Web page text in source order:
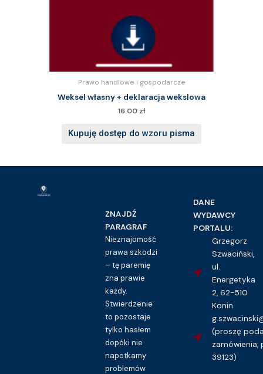
Prawo handlowe i gospodarcze
Weksel własny + deklaracja wekslowa
16.00 zł
Kupuję dostęp do wzoru pisma
ZNAJDŹ
PARAGRAF
Nieznajomość
prawa szkodzi
– tę paremię
zna prawie
każdy.
Stwierdzenie
to pozostaje
tylko hasłem
dopóki nie
napotkamy
problemów
DANE
WYDAWCY
PORTALU:
Grzegorz
Szwaciński,
ul.
Energetyka
2, 62-510
Konin
(proszę
zamówienia,
39123)